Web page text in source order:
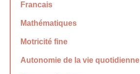
Francais
Mathématiques
Motricité fine
Autonomie de la vie quotidienne